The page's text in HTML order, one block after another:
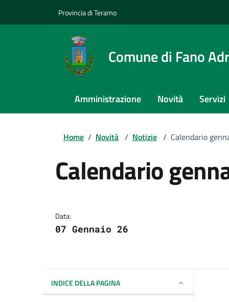
Provincia di Teramo
Comune di Fano
Amministrazione Novità Servizi
Home / Novità / Notizie / Calendario
Calendario
Data:
07 Gennaio 26
INDICE DELLA PAGINA